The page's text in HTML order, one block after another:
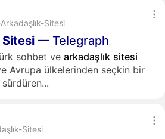
Sitesi
Sitesi — Telegraph
sohbet ve arkadaşlık sitesi
Avrupa ülkelerinden seçkin bir
Sitesi